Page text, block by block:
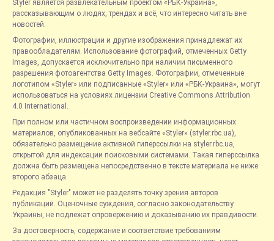
Styler является развлекательным проектом «РБК-Украина»,
рассказывающим о людях, трендах и всё, что интересно читать вне
новостей.
Фотографии, иллюстрации и другие изображения принадлежат их
правообладателям. Использование фотографий, отмеченных Getty
Images, допускается исключительно при наличии письменного
разрешения фотоагентства Getty Images. Фотографии, отмеченные
логотипом «Styler» или подписанные «Styler» или «РБК-Украина», могут
использоваться на условиях лицензии Creative Commons Attribution
4.0 International.
При полном или частичном воспроизведении информационных
материалов, опубликованных на вебсайте «Styler» (styler.rbc.ua),
обязательно размещение активной гиперссылки на styler.rbc.ua,
открытой для индексации поисковыми системами. Такая гиперссылка
должна быть размещена непосредственно в тексте материала не ниже
второго абзаца.
Редакция "Styler" может не разделять точку зрения авторов
публикаций. Оценочные суждения, согласно законодательству
Украины, не подлежат опровержению и доказыванию их правдивости.
За достоверность, содержание и соответствие требованиям